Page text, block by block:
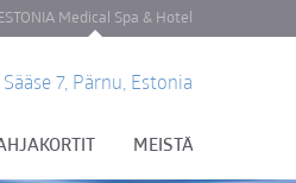
ESTONIA Medical Spa & Hotel
7, Pärnu, Estonia
MEISTÄ